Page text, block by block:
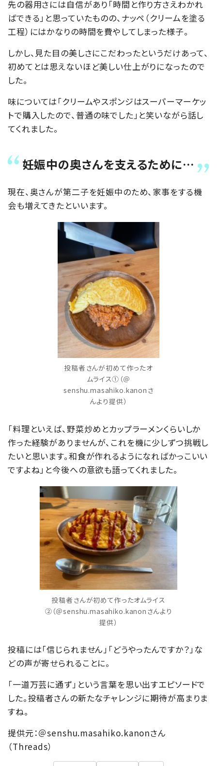
先の器用さには自信があり「時間と作り方さえわかれ
ばできる」と思っていたものの、ナッペ（クリームを塗る
工程）にはかなりの時間を費やしてしまった様子。
しかし、見た目の美しさにこだわったというだけあって、
初めてとは思えないほど美しい仕上がりになったので
した。
味については「クリームやスポンジはスーパーマーケッ
トで購入したので、普通の味でした」と笑いながら話し
てくれました。
妊娠中の奥さんを支えるために…
現在、奥さんが第二子を妊娠中のため、家事をする機
会も増えてきたといいます。
投稿者さんが初めて作ったオ
ムライス①（＠
senshu.masahiko.kanonさ
んより提供）
「料理といえば、野菜炒めとカップラーメンくらいしか
作った経験がありませんが、これを機に少しずつ挑戦し
たいと思います。和食が作れるようになればかっこいい
ですよね」と今後への意欲も語ってくれました。
投稿者さんが初めて作ったオムライス
②（＠senshu.masahiko.kanonさんより
提供）
投稿には「信じられません」「どうやったんですか？」な
どの声が寄せられることに。
「一道万芸に通ず」という言葉を思い出すエピソードで
した。投稿者さんの新たなチャレンジに期待が高まりま
すね。
提供元：＠senshu.masahiko.kanonさん
（Threads）